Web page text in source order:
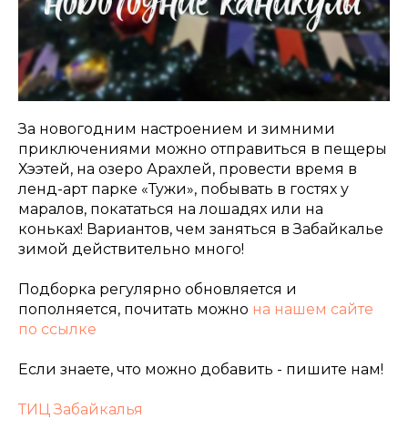
За новогодним настроением и зимними
приключениями можно отправиться в пещеры
Хээтей, на озеро Арахлей, провести время в
ленд-арт парке «Тужи», побывать в гостях у
маралов, покататься на лошадях или на
коньках! Вариантов, чем заняться в Забайкалье
зимой действительно много!
Подборка регулярно обновляется и
пополняется, почитать можно на нашем сайте
по ссылке
Если знаете, что можно добавить - пишите нам!
ТИЦ Забайкалья